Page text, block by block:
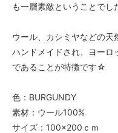
も一層素敵ということでし
ウール、カシミヤなどの天
ハンドメイドされ、ヨーロ
であることが特徴です☆
色：BURGUNDY
素材：ウール100%
サイズ：100×200ｃｍ